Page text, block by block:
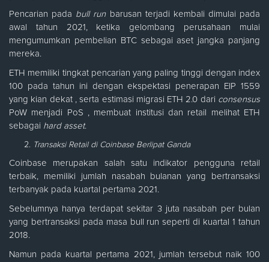
Pencarian pada bull runbarusan terjadi kembali dimulai pada
awal tahun 2021, ketika gelombang perusahaan mulai
mengumumkan pembelian BTC sebagai aset jangka panjang
mereka.
ETH memiliki tingkat pencarian yang paling tinggi dengan index
100 pada tahun ini dengan ekspektasi penerapan EIP 1559
yang kian dekat , serta estimasi migrasi ETH 2.0 dari consensus
PoW menjadi PoS , membuat institusi dan retail melihat ETH
sebagai hard asset.
Transaksi Retail di Coinbase Berlipat Ganda
Coinbase merupakan salah satu indikator pengguna retail
terbaik, memiliki jumlah nasabah bulanan yang bertransaksi
terbanyak pada kuartal pertama 2021.
Sebelumnya hanya terdapat sekitar 3 juta nasabah per bulan
yang bertransaksi pada masa bull run seperti di kuartal 1 tahun
2018.
Namun pada kuartal pertama 2021, jumlah tersebut naik 100